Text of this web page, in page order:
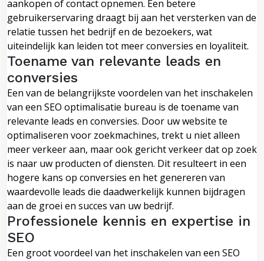
aankopen of contact opnemen. Een betere
gebruikerservaring draagt bij aan het versterken van de
relatie tussen het bedrijf en de bezoekers, wat
uiteindelijk kan leiden tot meer conversies en loyaliteit.
Toename van relevante leads en
conversies
Een van de belangrijkste voordelen van het inschakelen
van een SEO optimalisatie bureau is de toename van
relevante leads en conversies. Door uw website te
optimaliseren voor zoekmachines, trekt u niet alleen
meer verkeer aan, maar ook gericht verkeer dat op zoek
is naar uw producten of diensten. Dit resulteert in een
hogere kans op conversies en het genereren van
waardevolle leads die daadwerkelijk kunnen bijdragen
aan de groei en succes van uw bedrijf.
Professionele kennis en expertise in
SEO
Een groot voordeel van het inschakelen van een SEO